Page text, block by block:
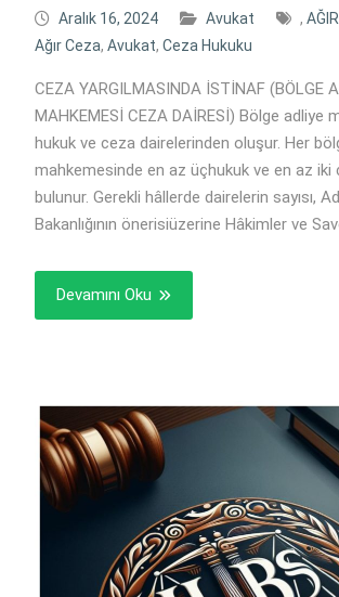
Aralık 16, 2024 Avukat ,
Ağır Ceza, Avukat, Ceza Hukuku
CEZA YARGILMASINDA İSTİNAF (BÖLGE
MAHKEMESİ CEZA DAİRESİ) Bölge adliye
hukuk ve ceza dairelerinden oluşur. Her
mahkemesinde en az üçhukuk ve en az iki
bulunur. Gerekli hâllerde dairelerin sayısı,
Bakanlığının önerisiüzerine Hâkimler ve
Devamını Oku